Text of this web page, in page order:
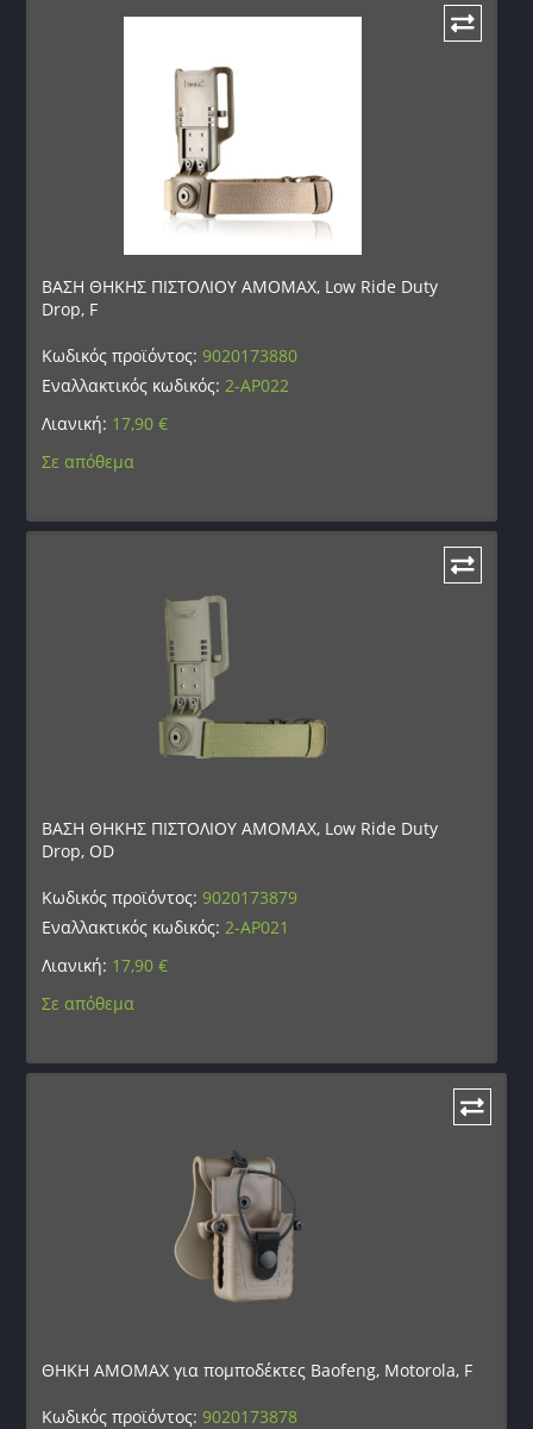
ΒΑΣΗ ΘΗΚΗΣ ΠΙΣΤΟΛΙΟΥ AMOMAX, Low Ride Duty
Drop, F
Κωδικός προϊόντος:9020173880
Εναλλακτικός κωδικός: 2-AP022
Λιανική: 17,90€
Σε απόθεμα
ΒΑΣΗ ΘΗΚΗΣ ΠΙΣΤΟΛΙΟΥ AMOMAX, Low Ride Duty
Drop, OD
Κωδικός προϊόντος:9020173879
Εναλλακτικός κωδικός:2-AP021
Λιανική: 17,90€
Σε απόθεμα
ΘΗΚΗ AMOMAX για πομποδέκτες Baofeng, Motorola, F
Κωδικός προϊόντος:9020173878